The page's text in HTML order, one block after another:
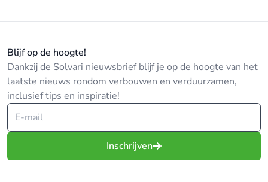
Blijf op de hoogte!
Dankzij de Solvari nieuwsbrief blijf je op de hoogte van het
laatste nieuws rondom verbouwen en verduurzamen,
inclusief tips en inspiratie!
Inschrijven